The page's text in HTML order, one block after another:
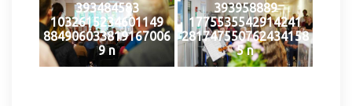
393484583
1032615234601149
884906033819167006
9 n
393958889
1775535542914241
281747550762434158
5 n